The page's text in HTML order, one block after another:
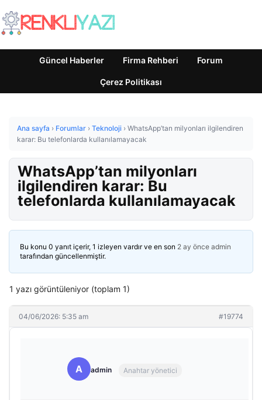
Güncel Haberler Firma Rehberi Forum
Çerez Politikası
Ana sayfa › Forumlar › Teknoloji › WhatsApp’tan milyonları ilgilendiren
karar: Bu telefonlarda kullanılamayacak
WhatsApp’tan milyonları
ilgilendiren karar: Bu
telefonlarda kullanılamayacak
Bu konu 0 yanıt içerir, 1 izleyen vardır ve en son 2 ay önce admin
tarafından güncellenmiştir.
1 yazı görüntüleniyor (toplam 1)
04/06/2026: 5:35 am #19774
A admin Anahtar yönetici